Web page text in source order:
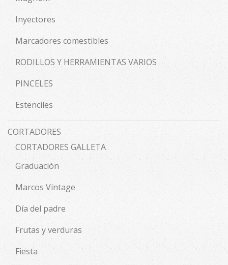
Inyectores
Marcadores comestibles
RODILLOS Y HERRAMIENTAS VARIOS
PINCELES
Estenciles
CORTADORES
CORTADORES GALLETA
Graduación
Marcos Vintage
Día del padre
Frutas y verduras
Fiesta